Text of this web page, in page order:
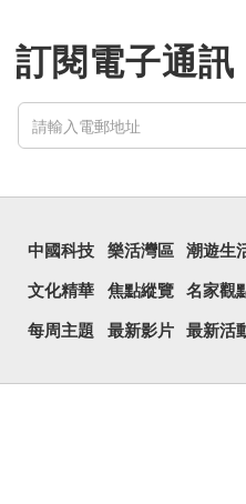
訂閱電子通訊
中國科技 樂活灣區 潮遊生
文化精華 焦點縱覽 名家觀
每周主題 最新影片 最新活